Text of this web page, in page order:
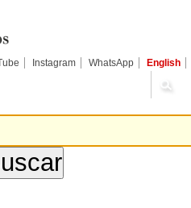
Instagram WhatsApp English